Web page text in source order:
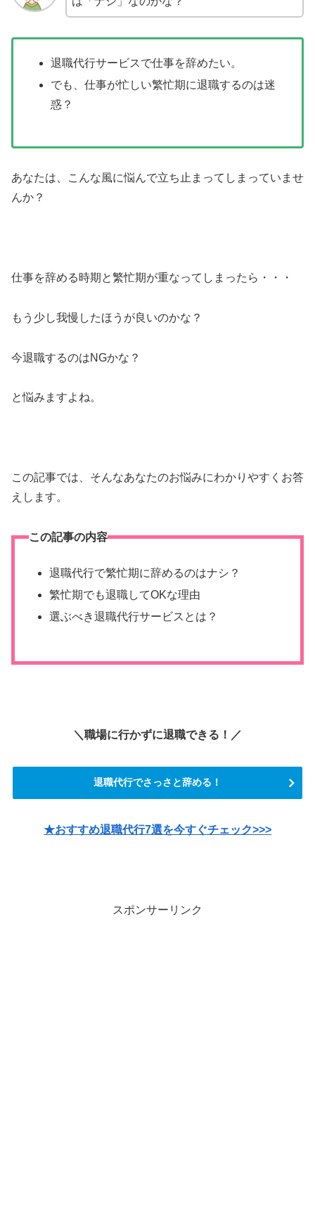
退職代行サービスで仕事を辞めたい。
でも、仕事が忙しい繁忙期に退職するのは迷
惑？
あなたは、こんな風に悩んで立ち止まってしまっていませ
んか？
仕事を辞める時期と繁忙期が重なってしまったら・・・
もう少し我慢したほうが良いのかな？
今退職するのはNGかな？
と悩みますよね。
この記事では、そんなあなたのお悩みにわかりやすくお答
えします。
この記事の内容
退職代行で繁忙期に辞めるのはナシ？
繁忙期でも退職してOKな理由
選ぶべき退職代行サービスとは？
＼職場に行かずに退職できる！ ／
退職代行でさっさと辞める！
★おすすめ退職代行7選を今すぐチェック>>>
スポンサーリンク